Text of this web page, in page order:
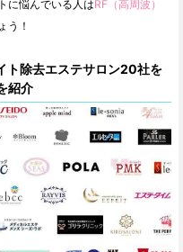
に悩んでいる人はRF（高周波）
う！
ト除去エステサロン20社を
紹介